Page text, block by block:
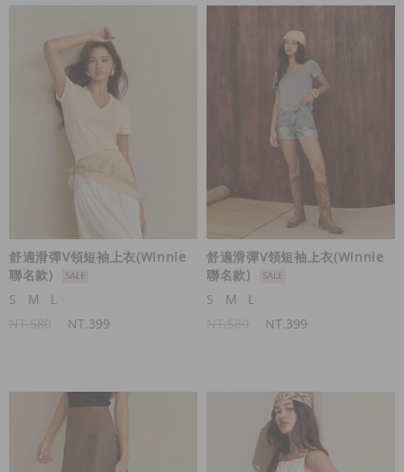
舒適滑彈V領短袖上衣(Winnie
聯名款)
S
M
L
NT.399
舒適滑彈V領短袖上衣(Winnie
聯名款)
S
M
L
NT.399